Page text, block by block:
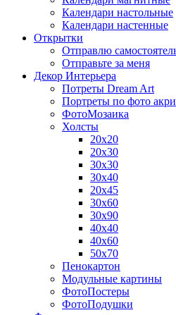
Календари настольные
Календари настенные
Открытки
Отправлю
Отправьте за меня
Декор Интерьера
Потреты Dream Art
Портреты по фото
ФотоМозаика
Холсты
20х20
20х30
30х30
30х40
20х45
30х60
30х90
40х40
40х60
50х70
Пенокартон
Модульные картины
ФотоПостеры
ФотоПодушки